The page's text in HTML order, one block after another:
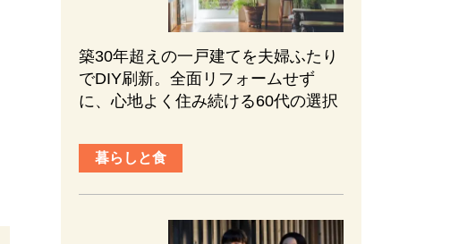
築30年超えの一戸建てを夫婦ふたり
でDIY刷新。全面リフォームせず
に、心地よく住み続ける60代の選択
暮らしと食